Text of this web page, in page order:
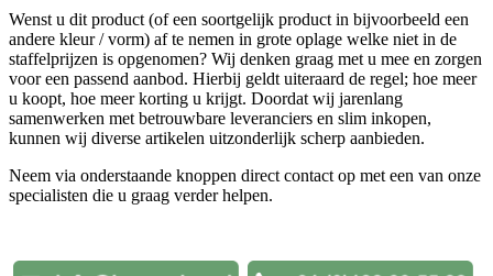
Wenst u dit product (of een soortgelijk product in bijvoorbeeld een
andere kleur / vorm) af te nemen in grote oplage welke niet in de
staffelprijzen is opgenomen? Wij denken graag met u mee en zorgen
voor een passend aanbod. Hierbij geldt uiteraard de regel; hoe meer
u koopt, hoe meer korting u krijgt. Doordat wij jarenlang
samenwerken met betrouwbare leveranciers en slim inkopen,
kunnen wij diverse artikelen uitzonderlijk scherp aanbieden.
Neem via onderstaande knoppen direct contact op met een van onze
specialisten die u graag verder helpen.